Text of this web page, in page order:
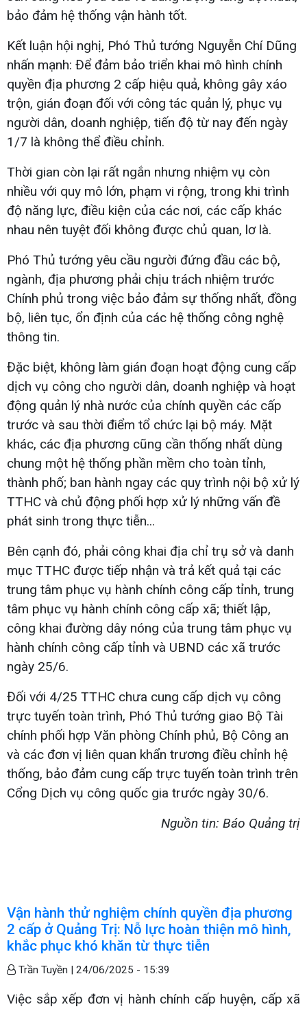
bảo đảm hệ thống vận hành tốt.
Kết luận hội nghị, Phó Thủ tướng Nguyễn Chí Dũng
nhấn mạnh: Để đảm bảo triển khai mô hình chính
quyền địa phương 2 cấp hiệu quả, không gây xáo
trộn, gián đoạn đối với công tác quản lý, phục vụ
người dân, doanh nghiệp, tiến độ từ nay đến ngày
1/7 là không thể điều chỉnh.
Thời gian còn lại rất ngắn nhưng nhiệm vụ còn
nhiều với quy mô lớn, phạm vi rộng, trong khi trình
độ năng lực, điều kiện của các nơi, các cấp khác
nhau nên tuyệt đối không được chủ quan, lơ là.
Phó Thủ tướng yêu cầu người đứng đầu các bộ,
ngành, địa phương phải chịu trách nhiệm trước
Chính phủ trong việc bảo đảm sự thống nhất, đồng
bộ, liên tục, ổn định của các hệ thống công nghệ
thông tin.
Đặc biệt, không làm gián đoạn hoạt động cung cấp
dịch vụ công cho người dân, doanh nghiệp và hoạt
động quản lý nhà nước của chính quyền các cấp
trước và sau thời điểm tổ chức lại bộ máy. Mặt
khác, các địa phương cũng cần thống nhất dùng
chung một hệ thống phần mềm cho toàn tỉnh,
thành phố; ban hành ngay các quy trình nội bộ xử lý
TTHC và chủ động phối hợp xử lý những vấn đề
phát sinh trong thực tiễn...
Bên cạnh đó, phải công khai địa chỉ trụ sở và danh
mục TTHC được tiếp nhận và trả kết quả tại các
trung tâm phục vụ hành chính công cấp tỉnh, trung
tâm phục vụ hành chính công cấp xã; thiết lập,
công khai đường dây nóng của trung tâm phục vụ
hành chính công cấp tỉnh và UBND các xã trước
ngày 25/6.
Đối với 4/25 TTHC chưa cung cấp dịch vụ công
trực tuyến toàn trình, Phó Thủ tướng giao Bộ Tài
chính phối hợp Văn phòng Chính phủ, Bộ Công an
và các đơn vị liên quan khẩn trương điều chỉnh hệ
thống, bảo đảm cung cấp trực tuyến toàn trình trên
Cổng Dịch vụ công quốc gia trước ngày 30/6.
Nguồn tin: Báo Quảng trị
Vận hành thử nghiệm chính quyền địa phương
2 cấp ở Quảng Trị: Nỗ lực hoàn thiện mô hình,
khắc phục khó khăn từ thực tiễn
Trần Tuyền | 24/06/2025 - 15:39
Việc sắp xếp đơn vị hành chính cấp huyện, cấp xã